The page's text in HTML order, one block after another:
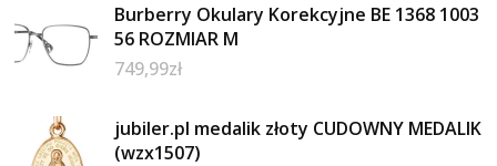
Burberry Okulary Korekcyjne BE 1368 1003
56 ROZMIAR M
749,99zł
jubiler.pl medalik złoty CUDOWNY MEDALIK
(wzx1507)